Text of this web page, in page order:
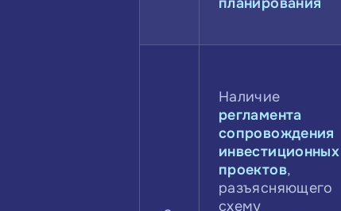
Наличие
регламента
сопровождения
инвестиционных
проектов,
разъясняющего
схему